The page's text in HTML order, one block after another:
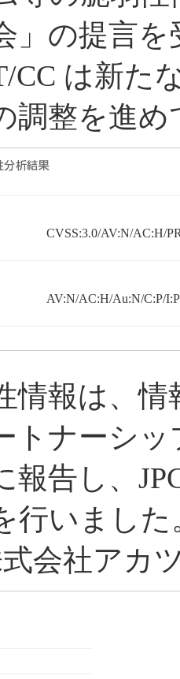
」の提言を
CC は新た
調整を進
CVSS:3.0/AV:N/AC:H/
AV:N/AC:H/Au:N/C:P/
情報は、
トナーシ
報告し、
行いました
会社アカ